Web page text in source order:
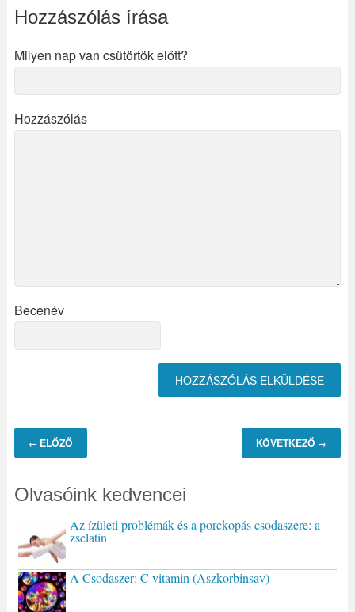
Hozzászólás írása
Milyen nap van csütörtök előtt?
Hozzászólás
Becenév
← ELŐZŐ KÖVETKEZŐ →
Olvasóink kedvencei
Az ízületi problémák és a porckopás csodaszere: a
zselatin
A Csodaszer: C vitamin (Aszkorbinsav)